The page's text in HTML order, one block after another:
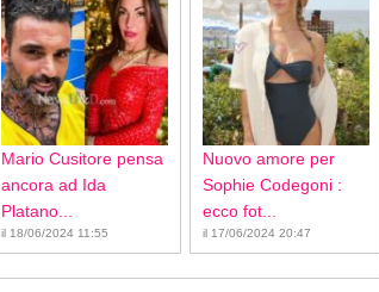
Mario Cusitore pensa
ancora ad Ida
Platano...
il 18/06/2024 11:55
Nuovo amore per
Sophie Codegoni :
ecco fot...
il 17/06/2024 20:47